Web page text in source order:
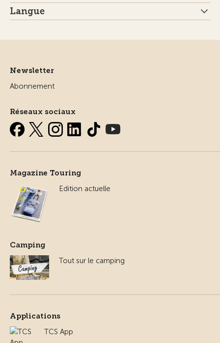
Langue
Newsletter
Abonnement
Réseaux sociaux
Magazine Touring
Edition actuelle
Camping
Tout sur le camping
Applications
TCS App